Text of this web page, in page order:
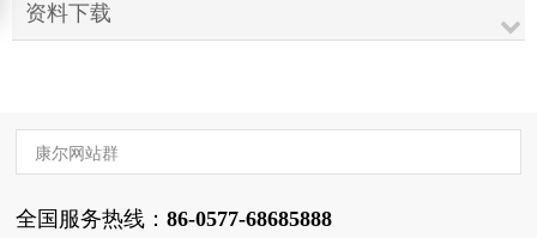
资料下载
康尔网站群
全国服务热线：86-0577-68685888